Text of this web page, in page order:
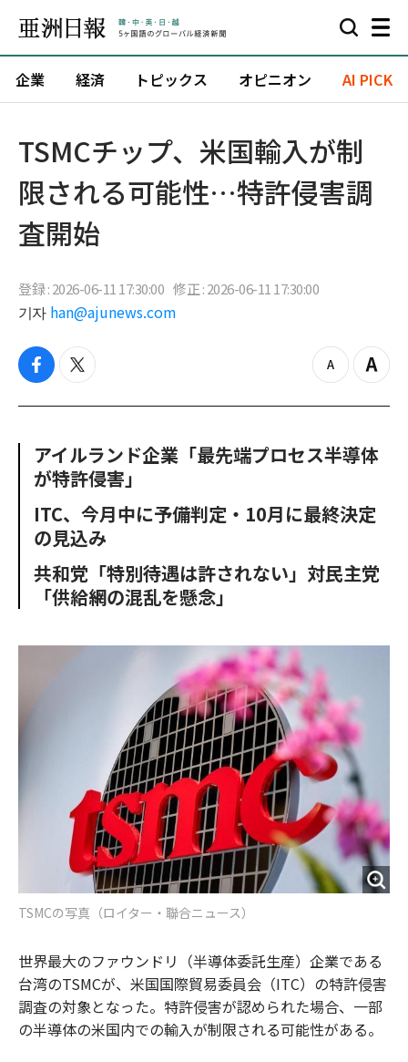
企業 経済 トピックス オピニオン AI PICK
TSMCチップ、米国輸入が制
限される可能性…特許侵害調
査開始
登録 : 2026-06-11 17:30:00 修正 : 2026-06-11 17:30:00
기자 han@ajunews.com
f
c
o
o
t
i
e
r
z
o
o
u
Z
o
n
アイルランド企業「最先端プロセス半導体
が特許侵害」
ITC、今月中に予備判定・10月に最終決定
の見込み
共和党「特別待遇は許されない」対民主党
「供給網の混乱を懸念」
TSMCの写真（ロイター・聯合ニュース）
世界最大のファウンドリ（半導体委託生産）企業である
台湾のTSMCが、米国国際貿易委員会（ITC）の特許侵害
調査の対象となった。特許侵害が認められた場合、一部
の半導体の米国内での輸入が制限される可能性がある。